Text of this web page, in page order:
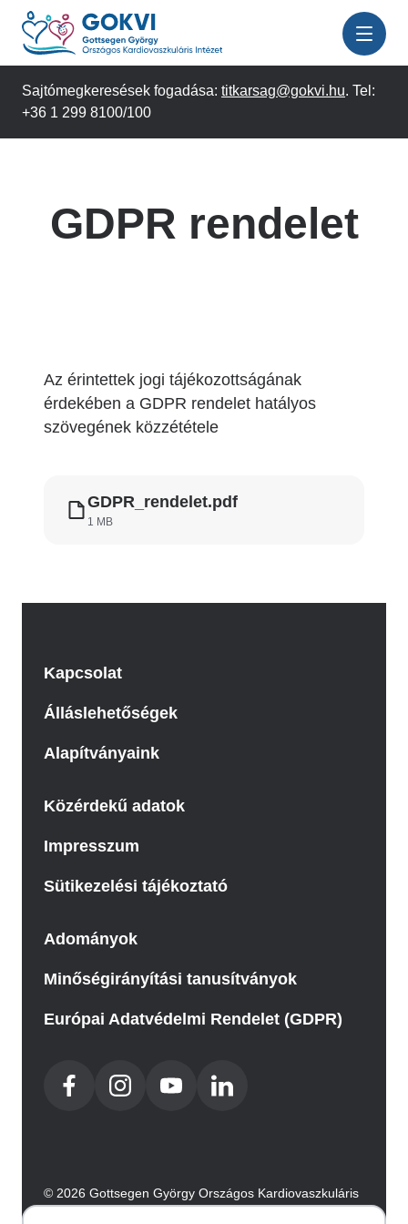
Ugrás
tartalomra
Sajtómegkeresések fogadása: titkarsag@gokvi.hu. Tel:
+36 1 299 8100/100
GDPR rendelet
Az érintettek jogi tájékozottságának
érdekében a GDPR rendelet hatályos
szövegének közzététele
GDPR_rendelet.pdf
1 MB
Kapcsolat
Álláslehetőségek
Alapítványaink
Közérdekű adatok
Impresszum
Sütikezelési tájékoztató
Adományok
Minőségirányítási tanusítványok
Európai Adatvédelmi Rendelet (GDPR)
© 2026 Gottsegen György Országos Kardiovaszkuláris
Intézet. Minden jog fenntartva.